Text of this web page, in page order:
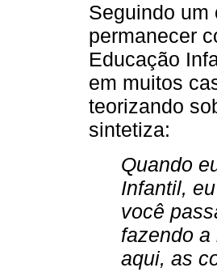
Seguindo um
permanecer
Educação
em muitos
teorizando
sintetiza:
Quando
Infantil,
você
fazendo
aqui, as